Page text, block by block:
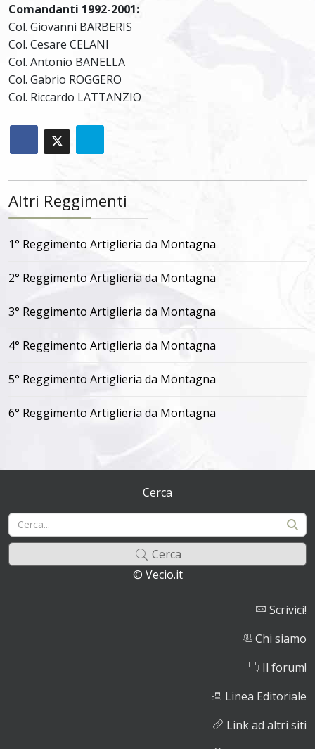
Comandanti 1992-2001:
Col. Giovanni BARBERIS
Col. Cesare CELANI
Col. Antonio BANELLA
Col. Gabrio ROGGERO
Col. Riccardo LATTANZIO
Altri Reggimenti
1° Reggimento Artiglieria da Montagna
2° Reggimento Artiglieria da Montagna
3° Reggimento Artiglieria da Montagna
4° Reggimento Artiglieria da Montagna
5° Reggimento Artiglieria da Montagna
6° Reggimento Artiglieria da Montagna
Cerca
Cerca
© Vecio.it
Scrivici!
Chi siamo
Il forum!
Linea Editoriale
Link ad altri siti